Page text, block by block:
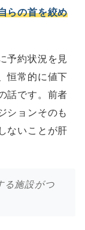
らの首を絞め
予約状況を見
恒常的に値下
話です。前者
ションそのも
ないことが肝
る施設がつ